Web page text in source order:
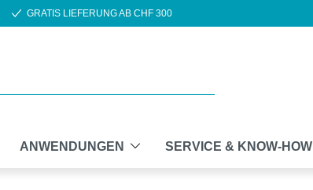
GRATIS LIEFERUNG AB CHF 300
ANWENDUNGEN SERVICE & KNOW-HOW